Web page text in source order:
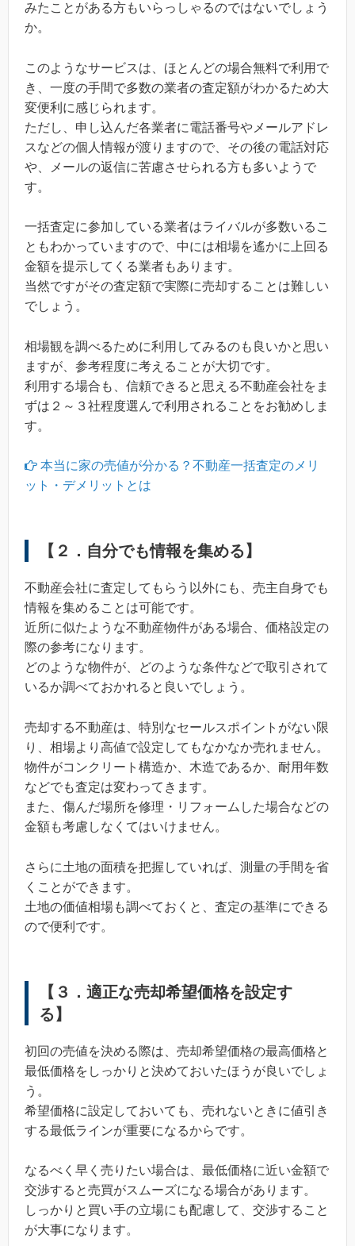
みたことがある方もいらっしゃるのではないでしょう
か。
このようなサービスは、ほとんどの場合無料で利用で
き、一度の手間で多数の業者の査定額がわかるため大
変便利に感じられます。
ただし、申し込んだ各業者に電話番号やメールアドレ
スなどの個人情報が渡りますので、その後の電話対応
や、メールの返信に苦慮させられる方も多いようで
す。
一括査定に参加している業者はライバルが多数いるこ
ともわかっていますので、中には相場を遙かに上回る
金額を提示してくる業者もあります。
当然ですがその査定額で実際に売却することは難しい
でしょう。
相場観を調べるために利用してみるのも良いかと思い
ますが、参考程度に考えることが大切です。
利用する場合も、信頼できると思える不動産会社をま
ずは２～３社程度選んで利用されることをお勧めしま
す。
本当に家の売値が分かる？不動産一括査定のメリ
ット・デメリットとは
【２．自分でも情報を集める】
不動産会社に査定してもらう以外にも、売主自身でも
情報を集めることは可能です。
近所に似たような不動産物件がある場合、価格設定の
際の参考になります。
どのような物件が、どのような条件などで取引されて
いるか調べておかれると良いでしょう。
売却する不動産は、特別なセールスポイントがない限
り、相場より高値で設定してもなかなか売れません。
物件がコンクリート構造か、木造であるか、耐用年数
などでも査定は変わってきます。
また、傷んだ場所を修理・リフォームした場合などの
金額も考慮しなくてはいけません。
さらに土地の面積を把握していれば、測量の手間を省
くことができます。
土地の価値相場も調べておくと、査定の基準にできる
ので便利です。
【３．適正な売却希望価格を設定す
る】
初回の売値を決める際は、売却希望価格の最高価格と
最低価格をしっかりと決めておいたほうが良いでしょ
う。
希望価格に設定しておいても、売れないときに値引き
する最低ラインが重要になるからです。
なるべく早く売りたい場合は、最低価格に近い金額で
交渉すると売買がスムーズになる場合があります。
しっかりと買い手の立場にも配慮して、交渉すること
が大事になります。